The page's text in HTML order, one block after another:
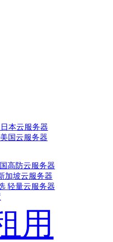
日本云服务器
美国云服务器
高防云服务器
加坡云服务器
轻量云服务器
用